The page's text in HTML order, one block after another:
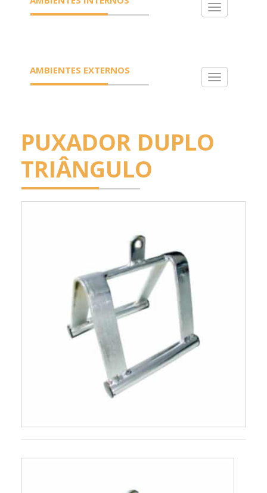
Toggle
AMBIENTES EXTERNOS
Toggle
PUXADOR DUPLO
TRIÂNGULO